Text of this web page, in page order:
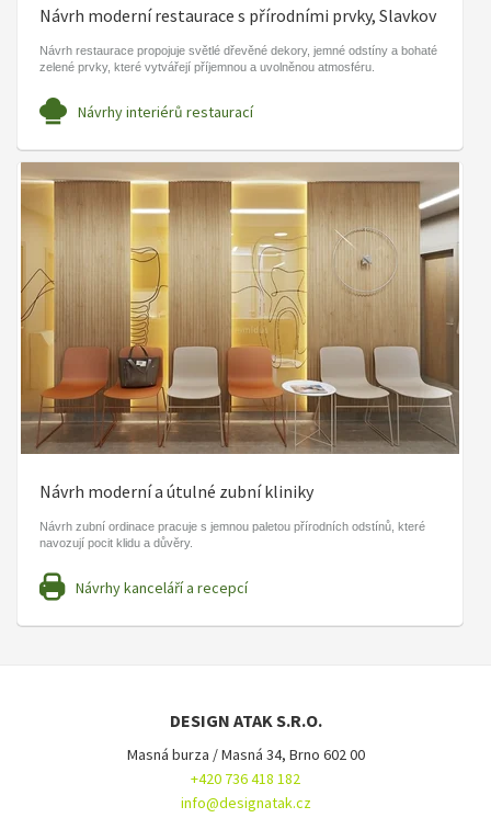
Návrh moderní restaurace s přírodními prvky, Slavkov
Návrh restaurace propojuje světlé dřevěné dekory, jemné odstíny a bohaté
zelené prvky, které vytvářejí příjemnou a uvolněnou atmosféru.
Návrhy interiérů restaurací
Návrh moderní a útulné zubní kliniky
Návrh zubní ordinace pracuje s jemnou paletou přírodních odstínů, které
navozují pocit klidu a důvěry.
Návrhy kanceláří a recepcí
DESIGN ATAK S.R.O.
Masná burza / Masná 34, Brno 602 00
+420 736 418 182
info@designatak.cz